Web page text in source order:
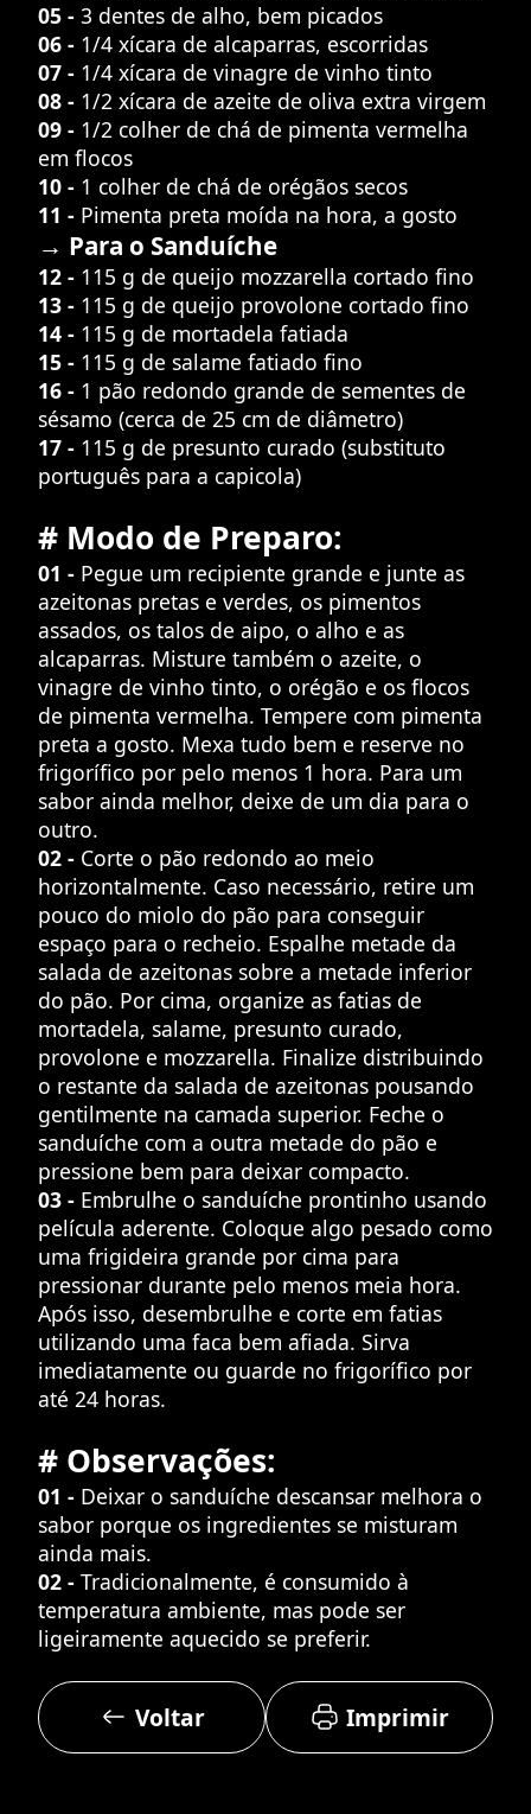
05 - 3 dentes de alho, bem picados
06 - 1/4 xícara de alcaparras, escorridas
07 - 1/4 xícara de vinagre de vinho tinto
08 - 1/2 xícara de azeite de oliva extra virgem
09 - 1/2 colher de chá de pimenta vermelha
em flocos
10 - 1 colher de chá de orégãos secos
11 - Pimenta preta moída na hora, a gosto
→ Para o Sanduíche
12 - 115 g de queijo mozzarella cortado fino
13 - 115 g de queijo provolone cortado fino
14 - 115 g de mortadela fatiada
15 - 115 g de salame fatiado fino
16 - 1 pão redondo grande de sementes de
sésamo (cerca de 25 cm de diâmetro)
17 - 115 g de presunto curado (substituto
português para a capicola)
# Modo de Preparo:
01 - Pegue um recipiente grande e junte as
azeitonas pretas e verdes, os pimentos
assados, os talos de aipo, o alho e as
alcaparras. Misture também o azeite, o
vinagre de vinho tinto, o orégão e os flocos
de pimenta vermelha. Tempere com pimenta
preta a gosto. Mexa tudo bem e reserve no
frigorífico por pelo menos 1 hora. Para um
sabor ainda melhor, deixe de um dia para o
outro.
02 - Corte o pão redondo ao meio
horizontalmente. Caso necessário, retire um
pouco do miolo do pão para conseguir
espaço para o recheio. Espalhe metade da
salada de azeitonas sobre a metade inferior
do pão. Por cima, organize as fatias de
mortadela, salame, presunto curado,
provolone e mozzarella. Finalize distribuindo
o restante da salada de azeitonas pousando
gentilmente na camada superior. Feche o
sanduíche com a outra metade do pão e
pressione bem para deixar compacto.
03 - Embrulhe o sanduíche prontinho usando
película aderente. Coloque algo pesado como
uma frigideira grande por cima para
pressionar durante pelo menos meia hora.
Após isso, desembrulhe e corte em fatias
utilizando uma faca bem afiada. Sirva
imediatamente ou guarde no frigorífico por
até 24 horas.
# Observações:
01 - Deixar o sanduíche descansar melhora o
sabor porque os ingredientes se misturam
ainda mais.
02 - Tradicionalmente, é consumido à
temperatura ambiente, mas pode ser
ligeiramente aquecido se preferir.
Voltar Imprimir